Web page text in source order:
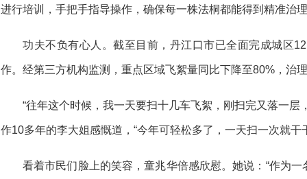
进行培训，手把手指导操作，确保每一株法桐都能得到精准治
功夫不负有心人。截至目前，丹江口市已全面完成城区
作。经第三方机构监测，重点区域飞絮量同比下降至80%，治
“往年这个时候，我一天要扫十几车飞絮，刚扫完又落一层
作10多年的李大姐感慨道，“今年可轻松多了，一天扫一次就干
看着市民们脸上的笑容，童兆华倍感欣慰。她说：“作为